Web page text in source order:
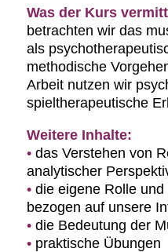
Was der Kurs
betrachten wir das
als
methodische
Arbeit nutzen wir
spieltherapeutische
Weitere Inhalte:
•das Verstehen von
analytischer
•die eigene Rolle und
bezogen auf unsere
•die Bedeutung der
•praktische Übungen